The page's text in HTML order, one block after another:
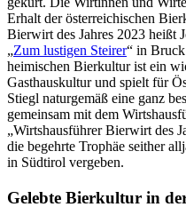
Erhalt der österreichischen
Bierwirt des Jahres 2023 heißt
„Zum lustigen Steirer“ in
heimischen Bierkultur ist ein
Gasthauskultur und spielt für
Stiegl naturgemäß eine ganz
gemeinsam mit dem
„Wirtshausführer Bierwirt des
die begehrte Trophäe seither
in Südtirol vergeben.
Gelebte Bierkultur in